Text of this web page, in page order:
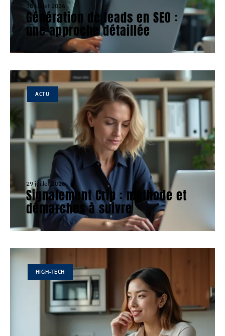
30 juillet 2026
Génération de leads en SEO :
une approche détaillée
ACTU
29 juillet 2026
Signalement Crip : méthode et
démarches à suivre
HIGH-TECH